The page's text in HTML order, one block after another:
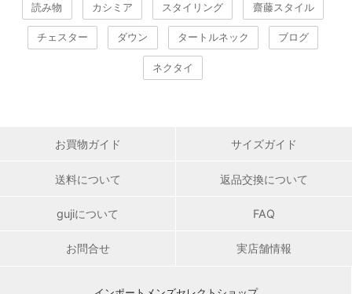
読み物 カシミア スタイリング 齋藤スタイル
チェスター ダウン タートルネック ブログ
ネクタイ
お買物ガイド サイズガイド
送料について 返品交換について
gujiについて FAQ
お問合せ 実店舗情報